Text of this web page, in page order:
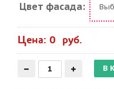
Цвет фасада:
Цена: 0 руб.